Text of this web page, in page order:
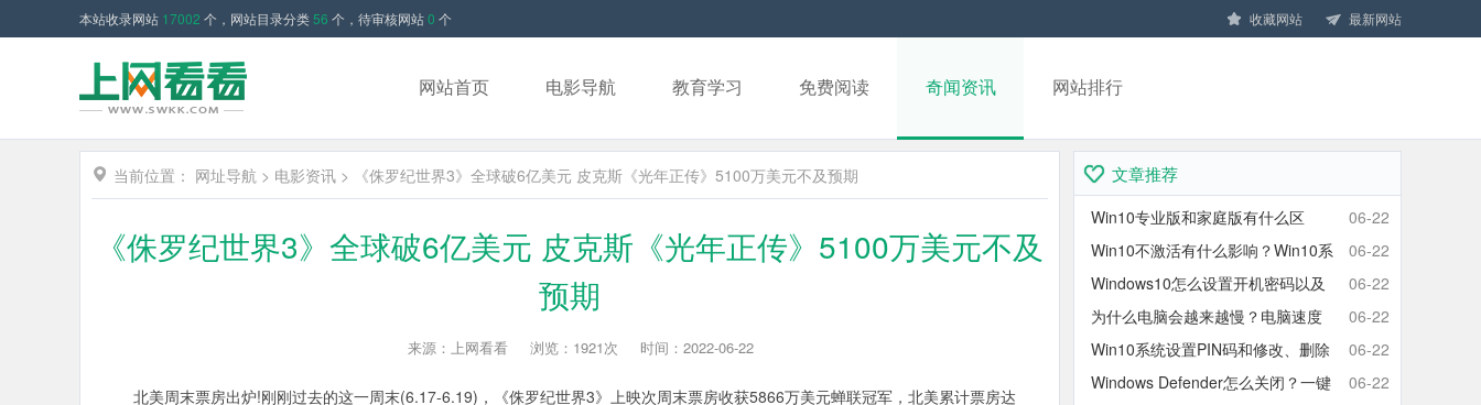
本站收录网站 17002 个，网站目录分类56 个，待审核网站0 个 收藏网站 最新网站
网站首页 电影导航 教育学习 免费阅读 奇闻资讯 网站排行
当前位置： 网址导航 > 电影资讯 > 《侏罗纪世界3》全球破6亿美元 皮克斯《光年正传》5100万美元不及预期
《侏罗纪世界3》全球破6亿美元 皮克斯《光年正传》5100万美元不及
预期
来源：上网看看 浏览：1921次 时间：2022-06-22
北美周末票房出炉!刚刚过去的这一周末(6.17-6.19)，《侏罗纪世界3》上映次周末票房收获5866万美元蝉联冠军，北美累计票房达
文章推荐
Win10专业版和家庭版有什么区
别？Win10家庭版和专业版区别对
比
06-22
Win10不激活有什么影响？Win10系
统不激活可以使用吗？会卡吗？
06-22
Windows10怎么设置开机密码以及
取消开机密码的方法
06-22
为什么电脑会越来越慢？电脑速度
慢的原因分析及终极解决方法
06-22
Win10系统设置PIN码和修改、删除
取消PIN码的方法
06-22
Windows Defender怎么关闭？一键
06-22